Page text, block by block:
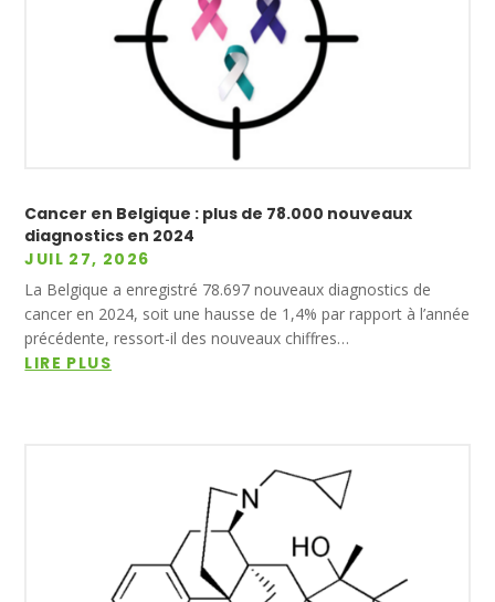
Cancer en Belgique : plus de 78.000 nouveaux
diagnostics en 2024
JUIL 27, 2026
La Belgique a enregistré 78.697 nouveaux diagnostics de
cancer en 2024, soit une hausse de 1,4% par rapport à l’année
précédente, ressort-il des nouveaux chiffres…
LIRE PLUS